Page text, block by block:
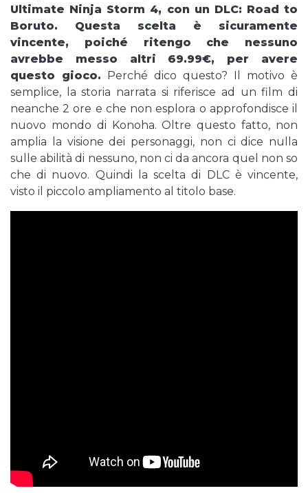
Ultimate Ninja Storm 4, con un DLC: Road to
Boruto. Questa scelta è sicuramente
vincente, poiché ritengo che nessuno
avrebbe messo altri 69.99€, per avere
questo gioco. Perché dico questo? Il motivo è
semplice, la storia narrata si riferisce ad un film di
neanche 2 ore e che non esplora o approfondisce il
nuovo mondo di Konoha. Oltre questo fatto, non
amplia la visione dei personaggi, non ci dice nulla
sulle abilità di nessuno, non ci da ancora quel non so
che di nuovo. Quindi la scelta di DLC è vincente,
visto il piccolo ampliamento al titolo base.